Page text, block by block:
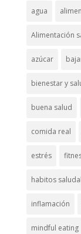
agua
Alimentación
azúcar
bienestar y
buena salud
comida real
estrés
habitos
inflamación
mindful eating